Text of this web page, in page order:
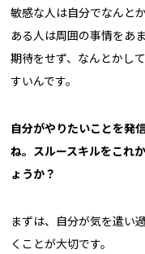
敏感な人は自分でなんと
ある人は周囲の事情をあ
期待をせず、なんとかし
すいんです。
自分がやりたいことを発
ね。スルースキルをこれ
ょうか？
まずは、自分が気を遣い
くことが大切です。